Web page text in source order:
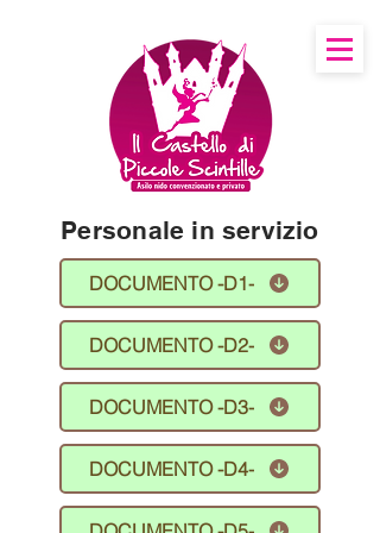
Personale in servizio
DOCUMENTO -D1-
DOCUMENTO -D2-
DOCUMENTO -D3-
DOCUMENTO -D4-